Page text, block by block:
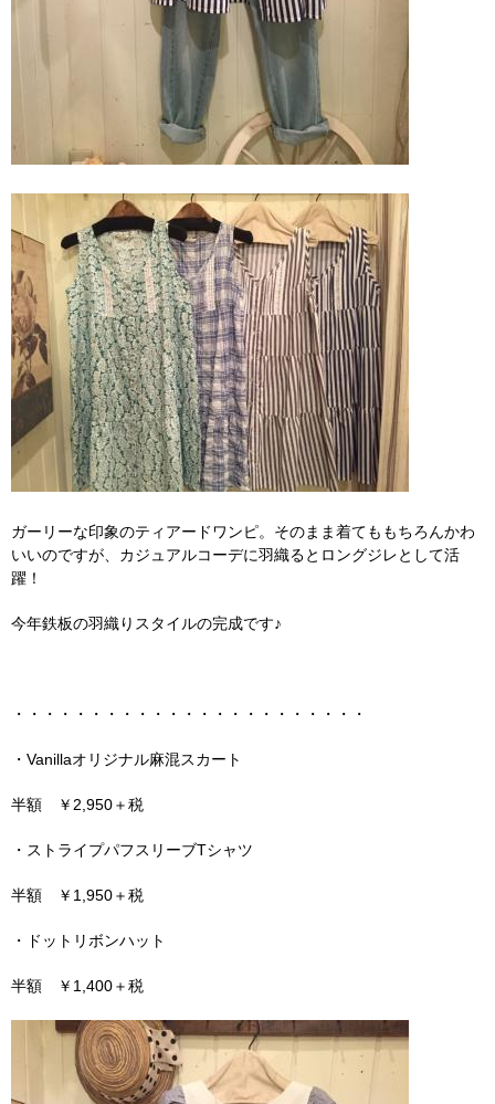
ガーリーな印象のティアードワンピ。そのまま着てももちろんかわ
いいのですが、カジュアルコーデに羽織るとロングジレとして活
躍！
今年鉄板の羽織りスタイルの完成です♪
・・・・・・・・・・・・・・・・・・・・・・・
・Vanillaオリジナル麻混スカート
半額 ￥2,950＋税
・ストライプパフスリーブTシャツ
半額 ￥1,950＋税
・ドットリボンハット
半額 ￥1,400＋税